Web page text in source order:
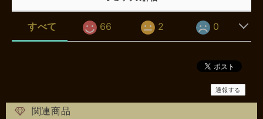
すべて 66 2 0
通報する
関連商品